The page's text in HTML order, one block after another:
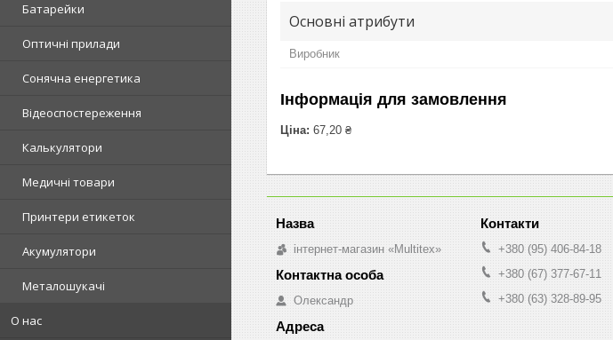
Батарейки
Оптичні прилади
Сонячна енергетика
Відеоспостереження
Калькулятори
Медичні товари
Принтери етикеток
Акумулятори
Металошукачі
О нас
Основні атрибути
Виробник
Інформація для замовлення
Ціна: 67,20 ₴
інтернет-магазин «Multitex»
Олександр
+380 (95) 406-84-18
+380 (67) 377-67-11
+380 (63) 328-89-95